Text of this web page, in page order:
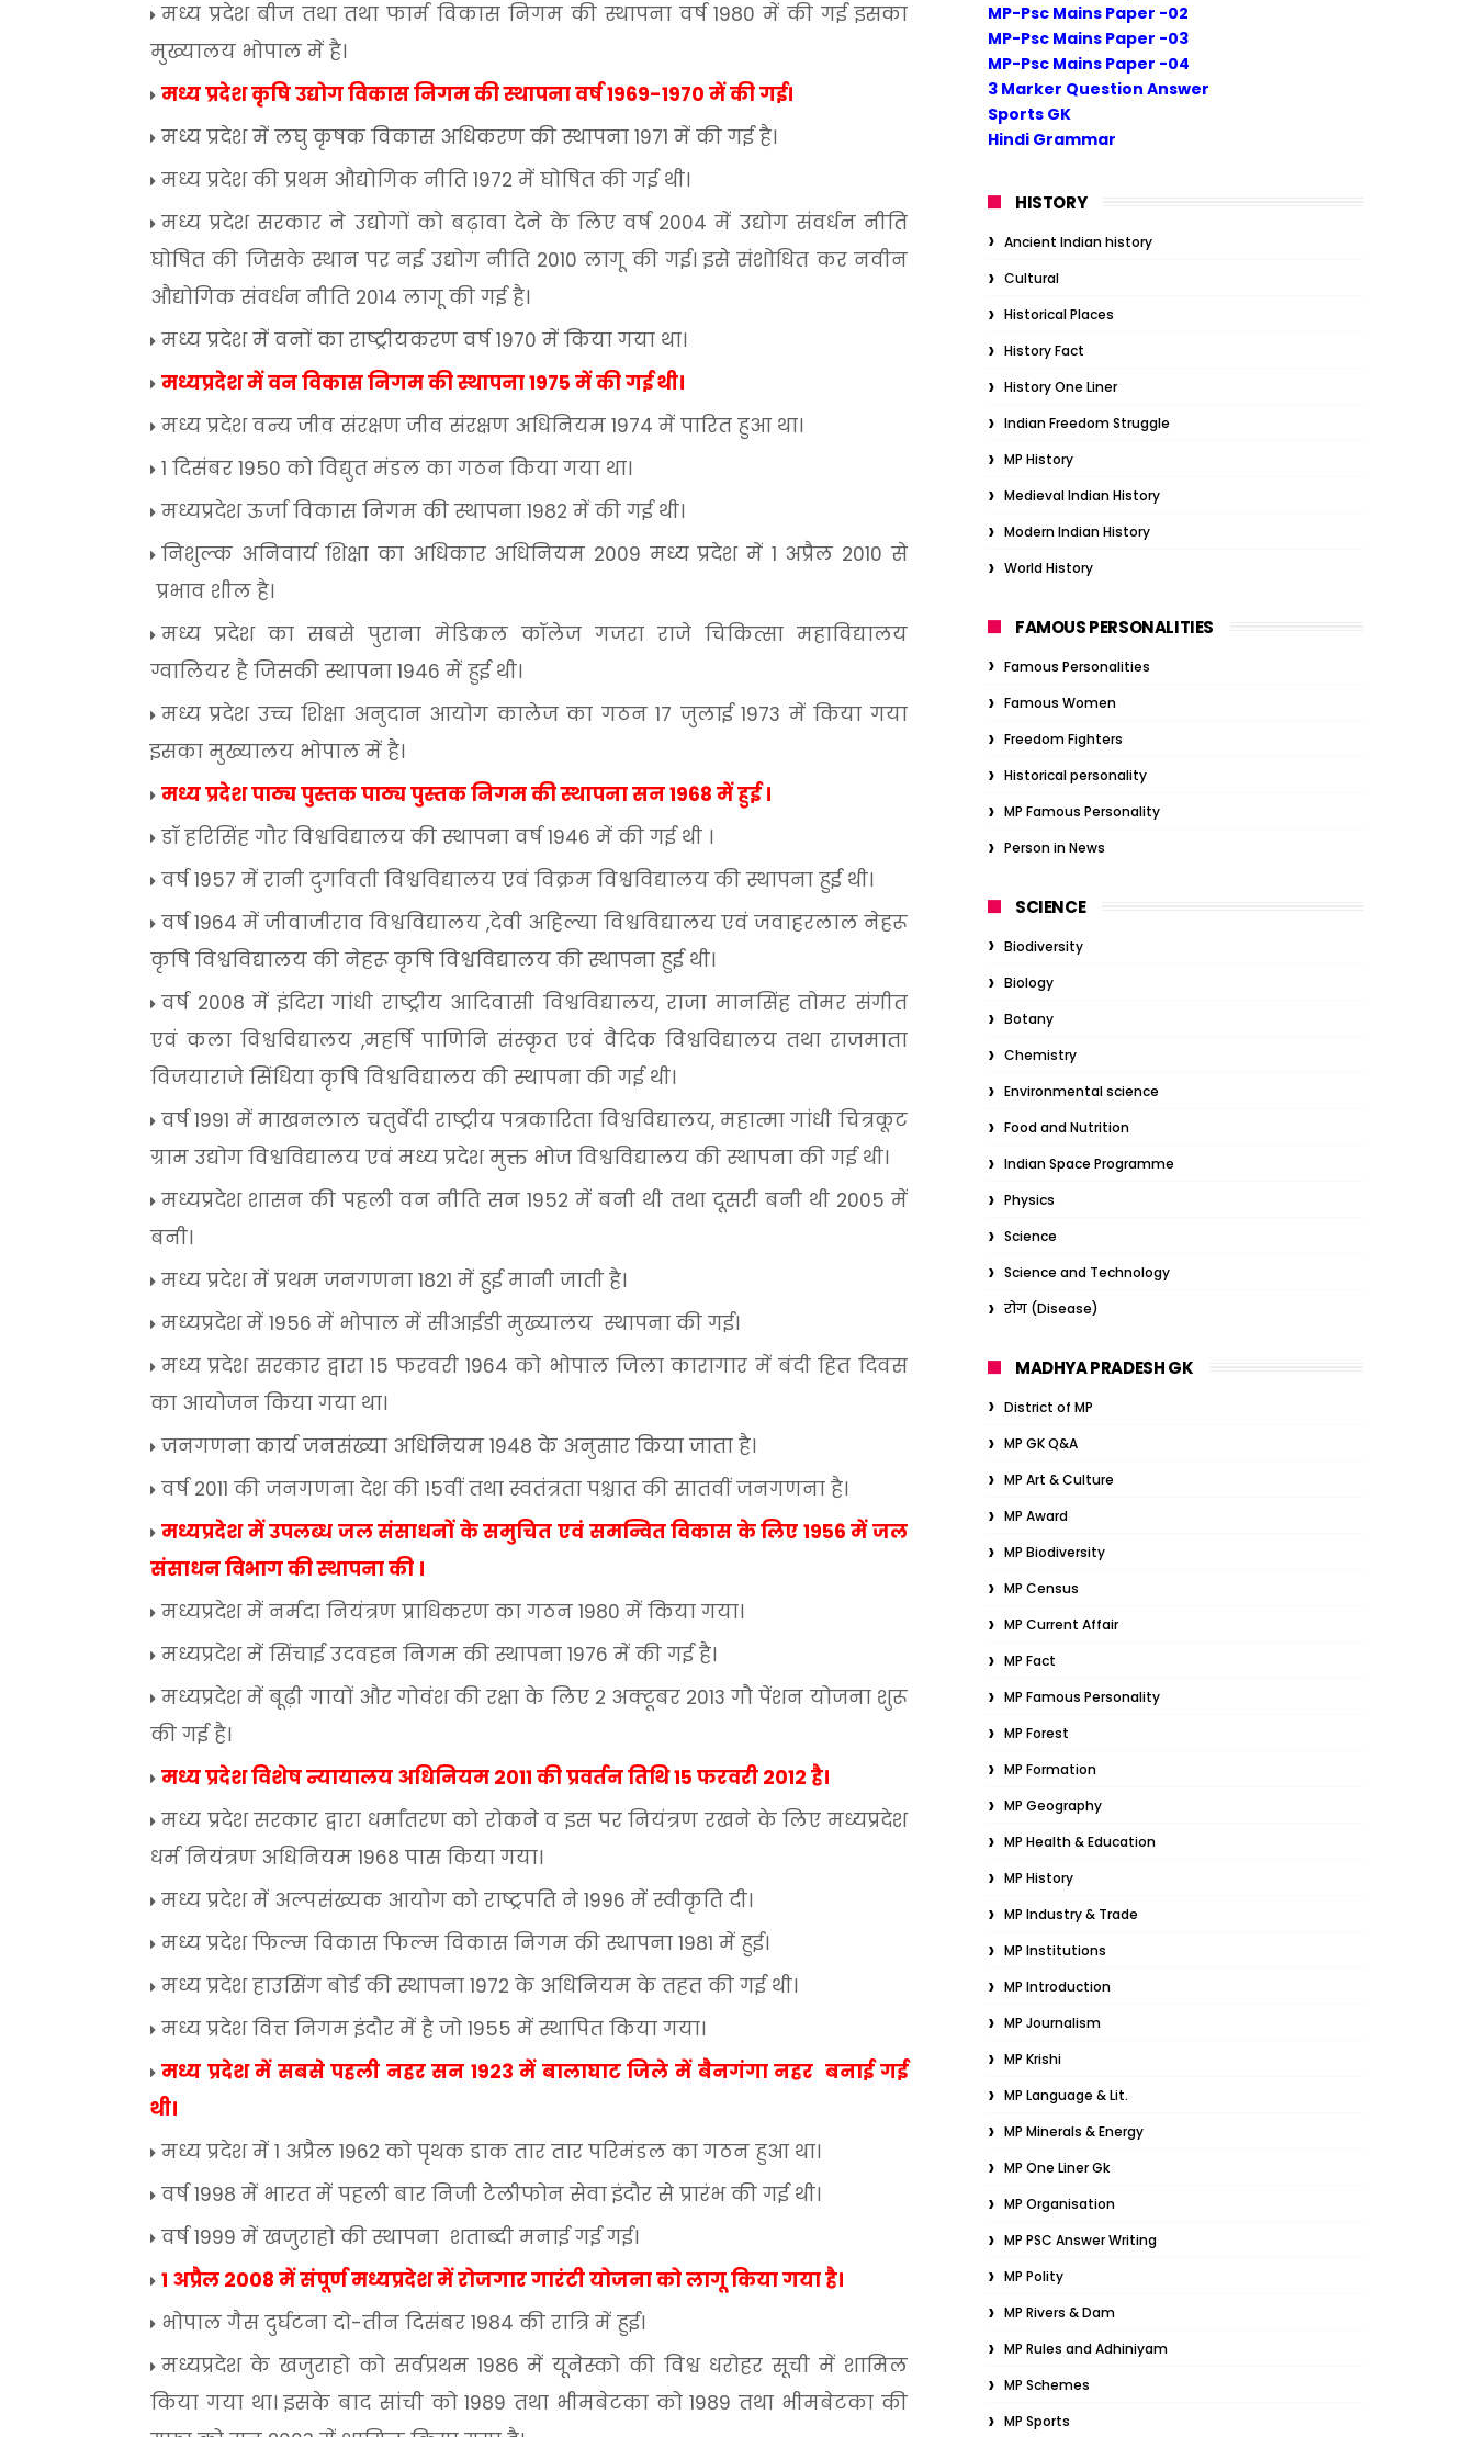
मध्य प्रदेश बीज तथा तथा फार्म विकास निगम की स्थापना वर्ष1980में की गई इसका
मुख्यालय भोपाल में है।
मध्यप्रदेशकृषिउद्योगविकासनिगमकीस्थापनावर्ष1969-1970 मेंकीगई।
मध्य प्रदेश में लघु कृषक विकास अधिकरण की स्थापना 1971 में की गई है।
मध्य प्रदेश की प्रथम औद्योगिक नीति 1972 में घोषित की गई थी।
मध्य प्रदेश सरकार ने उद्योगों को बढ़ावा देने के लिए वर्ष2004में उद्योग संवर्धन नीति
घोषित की जिसके स्थान पर नई उद्योग नीति2010लागू की गई। इसे संशोधित कर नवीन
औद्योगिक संवर्धन नीति 2014 लागू की गई है।
मध्य प्रदेश में वनों का राष्ट्रीयकरण वर्ष1970 में किया गया था।
मध्यप्रदेशमेंवनविकासनिगमकीस्थापना1975 मेंकीगईथी।
मध्य प्रदेश वन्य जीव संरक्षण जीव संरक्षण अधिनियम 1974 में पारित हुआ था।
1 दिसंबर 1950 को विद्युत मंडल का गठन किया गया था।
मध्यप्रदेश ऊर्जा विकास निगम की स्थापना 1982 में की गई थी।
निशुल्क अनिवार्य शिक्षा का अधिकार अधिनियम 2009 मध्य प्रदेश में 1 अप्रैल 2010 से
प्रभाव शील है।
मध्य प्रदेश का सबसे पुराना मेडिकल कॉलेज गजरा राजे चिकित्सा महाविद्यालय
ग्वालियर है जिसकी स्थापना 1946 में हुई थी।
मध्य प्रदेश उच्च शिक्षा अनुदान आयोग कालेज का गठन17 जुलाई1973 में किया गया
इसका मुख्यालय भोपाल में है।
मध्यप्रदेशपाठ्यपुस्तकपाठ्यपुस्तकनिगमकीस्थापनासन1968 मेंहुई ।
डॉ हरिसिंह गौर विश्वविद्यालय की स्थापना वर्ष1946 में की गई थी ।
वर्ष1957 में रानी दुर्गावती विश्वविद्यालय एवं विक्रम विश्वविद्यालय की स्थापना हुई थी।
वर्ष1964में जीवाजीराव विश्वविद्यालय ,देवी अहिल्या विश्वविद्यालय एवं जवाहरलाल नेहरू
कृषि विश्वविद्यालय की नेहरू कृषि विश्वविद्यालय की स्थापना हुई थी।
वर्ष2008में इंदिरा गांधी राष्ट्रीय आदिवासी विश्वविद्यालय, राजा मानसिंह तोमर संगीत
एवं कला विश्वविद्यालय ,महर्षि पाणिनि संस्कृत एवं वैदिक विश्वविद्यालय तथा राजमाता
विजयाराजे सिंधिया कृषि विश्वविद्यालय की स्थापना की गई थी।
वर्ष1991 में माखनलाल चतुर्वेदी राष्ट्रीय पत्रकारिता विश्वविद्यालय, महात्मा गांधी चित्रकूट
ग्राम उद्योग विश्वविद्यालय एवं मध्य प्रदेश मुक्त भोज विश्वविद्यालय की स्थापना की गई थी।
मध्यप्रदेश शासन की पहली वन नीति सन 1952में बनी थी तथा दूसरी बनी थी2005 में
बनी।
मध्य प्रदेश में प्रथम जनगणना 1821 में हुई मानी जाती है।
मध्यप्रदेश में 1956 में भोपाल में सीआईडी मुख्यालय स्थापना की गई।
मध्य प्रदेश सरकार द्वारा 15 फरवरी1964को भोपाल जिला कारागार में बंदी हित दिवस
का आयोजन किया गया था।
जनगणना कार्य जनसंख्या अधिनियम 1948 के अनुसार किया जाता है।
वर्ष2011 की जनगणना देश की 15वीं तथा स्वतंत्रता पश्चात की सातवीं जनगणना है।
मध्यप्रदेश मेंउपलब्ध जलसंसाधनों केसमुचित एवं समन्वितविकास केलिए 1956में जल
संसाधनविभागकीस्थापनाकी ।
मध्यप्रदेश में नर्मदा नियंत्रण प्राधिकरण का गठन 1980 में किया गया।
मध्यप्रदेश में सिंचाई उदवहन निगम की स्थापना 1976 में की गई है।
मध्यप्रदेश में बूढ़ी गायों और गोवंश की रक्षा के लिए2 अक्टूबर2013गौ पेंशन योजना शुरू
की गई है।
मध्यप्रदेशविशेषन्यायालय अधिनियम 2011 कीप्रवर्तनतिथि15 फरवरी 2012 है।
मध्य प्रदेश सरकार द्वारा धर्मांतरण को रोकने व इस पर नियंत्रण रखने के लिए मध्यप्रदेश
धर्म नियंत्रण अधिनियम 1968 पास किया गया।
मध्य प्रदेश में अल्पसंख्यक आयोग को राष्ट्रपति ने 1996 में स्वीकृति दी।
मध्य प्रदेश फिल्म विकास फिल्म विकास निगम की स्थापना 1981 में हुई।
मध्य प्रदेश हाउसिंग बोर्ड की स्थापना 1972 के अधिनियम के तहत की गई थी।
मध्य प्रदेश वित्त निगम इंदौर में है जो 1955 में स्थापित किया गया।
मध्य प्रदेश में सबसे पहली नहर सन 1923में बालाघाट जिले में बैनगंगा नहर बनाई गई
थी।
मध्य प्रदेश में 1 अप्रैल 1962 को पृथक डाक तार तार परिमंडल का गठन हुआ था।
वर्ष1998 में भारत में पहली बार निजी टेलीफोन सेवा इंदौर से प्रारंभ की गई थी।
वर्ष1999 में खजुराहो की स्थापना शताब्दी मनाई गई गई।
1 अप्रैल 2008 मेंसंपूर्णमध्यप्रदेशमेंरोजगारगारंटीयोजनाकोलागूकियागयाहै।
भोपाल गैस दुर्घटना दो-तीन दिसंबर 1984 की रात्रि में हुई।
मध्यप्रदेश के खजुराहो को सर्वप्रथम1986में यूनेस्को की विश्व धरोहर सूची में शामिल
किया गया था। इसके बाद सांची को1989तथा भीमबेटका को1989तथा भीमबेटका की
MP-Psc Mains Paper -02
MP-Psc Mains Paper -03
MP-Psc Mains Paper -04
3 Marker Question Answer
Sports GK
Hindi Grammar
HISTORY
Ancient Indian history
Cultural
Historical Places
History Fact
History One Liner
Indian Freedom Struggle
MP History
Medieval Indian History
Modern Indian History
World History
FAMOUS PERSONALITIES
Famous Personalities
Famous Women
Freedom Fighters
Historical personality
MP Famous Personality
Person in News
SCIENCE
Biodiversity
Biology
Botany
Chemistry
Environmental science
Food and Nutrition
Indian Space Programme
Physics
Science
Science and Technology
रोग (Disease)
MADHYA PRADESH GK
District of MP
MP GK Q&A
MP Art & Culture
MP Award
MP Biodiversity
MP Census
MP Current Affair
MP Fact
MP Famous Personality
MP Forest
MP Formation
MP Geography
MP Health & Education
MP History
MP Industry & Trade
MP Institutions
MP Introduction
MP Journalism
MP Krishi
MP Language & Lit.
MP Minerals & Energy
MP One Liner Gk
MP Organisation
MP PSC Answer Writing
MP Polity
MP Rivers & Dam
MP Rules and Adhiniyam
MP Schemes
MP Sports